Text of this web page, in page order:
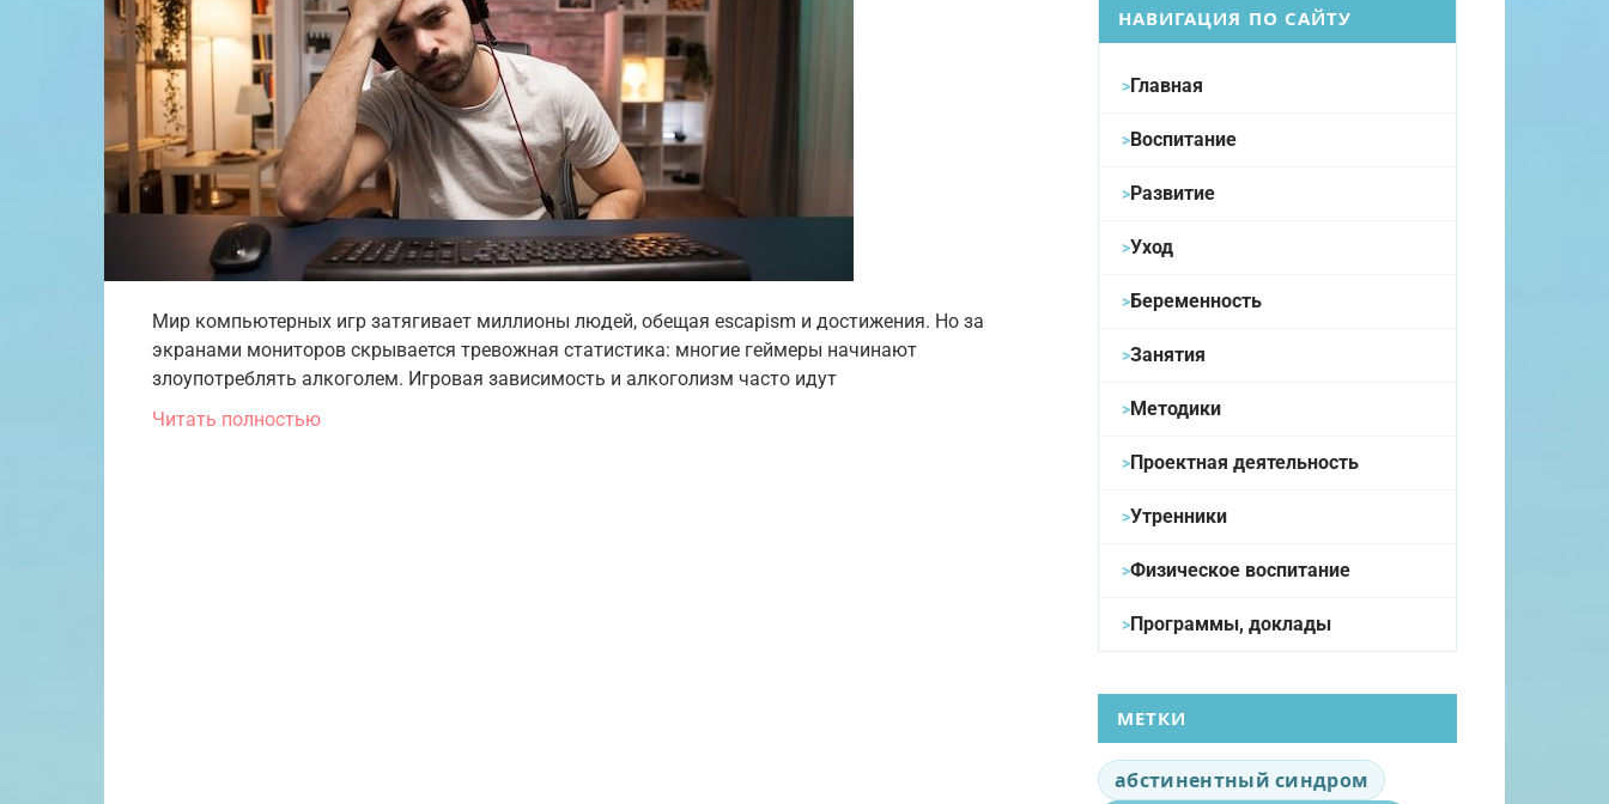
Мир компьютерных игр затягивает миллионы людей, обещая escapism и достижения. Но за
экранами мониторов скрывается тревожная статистика: многие геймеры начинают
злоупотреблять алкоголем. Игровая зависимость и алкоголизм часто идут
Читать полностью
НАВИГАЦИЯ ПО САЙТУ
Главная
Воспитание
Развитие
Уход
Беременность
Занятия
Методики
Проектная деятельность
Утренники
Физическое воспитание
Программы, доклады
МЕТКИ
абстинентный синдром